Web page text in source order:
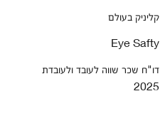
קליניק בעולם
Eye Safty
דו"ח שכר שווה לעובד ולעובדת
2025